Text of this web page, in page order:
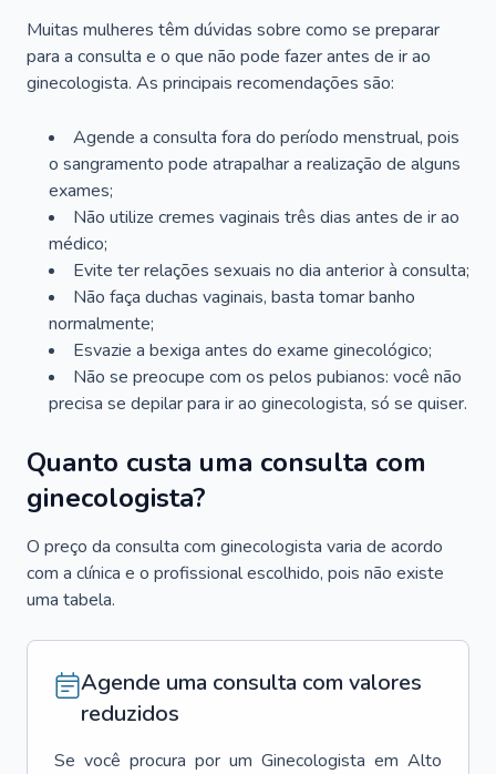
Muitas mulheres têm dúvidas sobre como se preparar
para a consulta e o que não pode fazer antes de ir ao
ginecologista. As principais recomendações são:
Agende a consulta fora do período menstrual, pois
o sangramento pode atrapalhar a realização de alguns
exames;
Não utilize cremes vaginais três dias antes de ir ao
médico;
Evite ter relações sexuais no dia anterior à consulta;
Não faça duchas vaginais, basta tomar banho
normalmente;
Esvazie a bexiga antes do exame ginecológico;
Não se preocupe com os pelos pubianos: você não
precisa se depilar para ir ao ginecologista, só se quiser.
Quanto custa uma consulta com
ginecologista?
O preço da consulta com ginecologista varia de acordo
com a clínica e o profissional escolhido, pois não existe
uma tabela.
Agende uma consulta com valores
reduzidos
Se você procura por um Ginecologista em Alto